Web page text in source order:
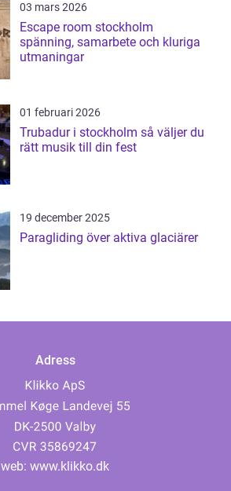
03 mars 2026
Escape room stockholm
spänning, samarbete och kluriga
utmaningar
01 februari 2026
Trubadur i stockholm så väljer du
rätt musik till din fest
19 december 2025
Paragliding över aktiva glaciärer
Adress
web: www.klikko.dk